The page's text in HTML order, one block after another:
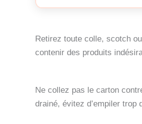
Retirez toute colle, scotch
contenir des produits
Ne collez pas le carton
drainé, évitez d’empiler trop